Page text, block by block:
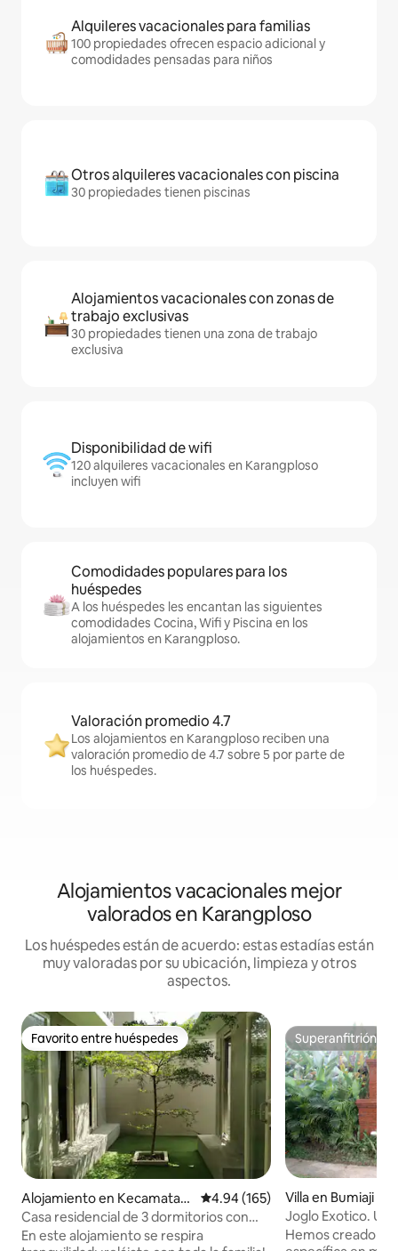
Alquileres vacacionales para familias
100 propiedades ofrecen espacio adicional y
comodidades pensadas para niños
Otros alquileres vacacionales con piscina
30 propiedades tienen piscinas
Alojamientos vacacionales con zonas de
trabajo exclusivas
30 propiedades tienen una zona de trabajo
exclusiva
Disponibilidad de wifi
120 alquileres vacacionales en Karangploso
incluyen wifi
Comodidades populares para los
huéspedes
A los huéspedes les encantan las siguientes
comodidades Cocina, Wifi y Piscina en los
alojamientos en Karangploso.
Valoración promedio 4.7
Los alojamientos en Karangploso reciben una
valoración promedio de 4.7 sobre 5 por parte de
los huéspedes.
Alojamientos vacacionales mejor
valorados en Karangploso
Los huéspedes están de acuerdo: estas estadías están
muy valoradas por su ubicación, limpieza y otros
aspectos.
Favorito entre huéspedes
Favorito entre huéspedes
Alojamiento en Kecamatan
Dau
Calificación promedio: 4.94 de
4.94 (165)
Casa residencial de 3 dormitorios con
patio trasero en Austinville.
En este alojamiento se respira
Superanfitrión
Superanfitrión
Villa en Bumiaji
Joglo Exotico. Un
maravilloso.
Hemos creado